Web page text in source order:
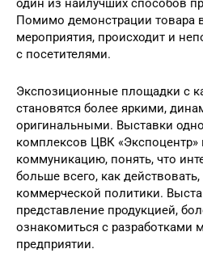
один из наилучших способов
Помимо демонстрации товара
мероприятия, происходит и
с посетителями.
Экспозиционные площадки с
становятся более яркими,
оригинальными. Выставки
комплексов ЦВК «Экспоцентр»
коммуникацию, понять, что
больше всего, как
коммерческой политики.
представление продукцией,
ознакомиться с
предприятии.